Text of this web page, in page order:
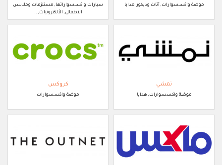
موضة واكسسوارات, أثاث وديكور, هدايا
سيارات واكسسواراتها, مستلزمات وملابس
الاطفال, الألكترونيات, ..
نمشي
موضة واكسسوارات, هدايا
كروكس
موضة واكسسوارات